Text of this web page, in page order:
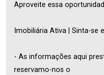
Aproveite essa
Imobiliária Ativa | Sinta-se
- As informações aqui
reservamo-nos o